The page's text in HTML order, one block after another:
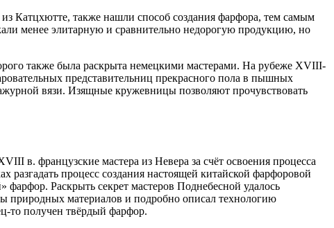
Катцхютте, также нашли способ создания фарфора, тем самым
менее элитарную и сравнительно недорогую продукцию, но
также была раскрыта немецкими мастерами. На рубеже XVIII-
представительниц прекрасного пола в пышных
вязи. Изящные кружевницы позволяют прочувствовать
в. французские мастера из Невера за счёт освоения процесса
процесс создания настоящей китайской фарфоровой
Раскрыть секрет мастеров Поднебесной удалось
природных материалов и подробно описал технологию
то получен твёрдый фарфор.